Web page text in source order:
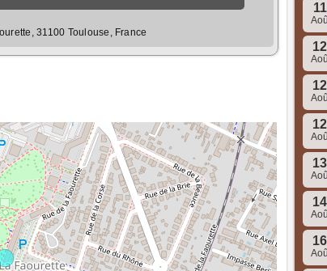
31100 Toulouse, France
11
Aoû
12
Aoû
12
Aoû
12
Aoû
13
Aoû
14
Aoû
16
Aoû